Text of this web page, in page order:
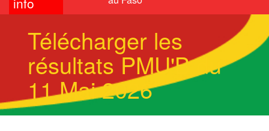
Télécharger les
résultats PMU'B du
11 Mai 2026